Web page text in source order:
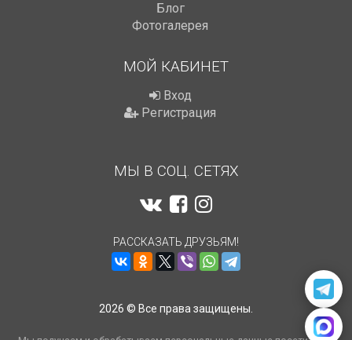
Блог
Фотогалерея
МОЙ КАБИНЕТ
Вход
Регистрация
МЫ В СОЦ. СЕТЯХ
РАССКАЗАТЬ ДРУЗЬЯМ!
2026 © Все права защищены.